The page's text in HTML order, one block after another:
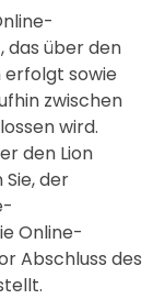
das über den
sowie
zwischen
wird.
den Lion
der
Online-
Abschluss des